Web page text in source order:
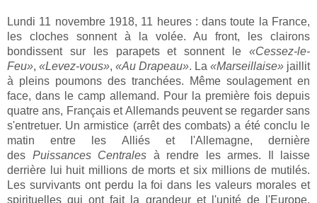
Lundi 11 novembre 1918, 11 heures : dans toute la France,
les cloches sonnent à la volée. Au front, les clairons
bondissent sur les parapets et sonnent le «Cessez-le-
Feu», «Levez-vous», «Au Drapeau». La «Marseillaise» jaillit
à pleins poumons des tranchées. Même soulagement en
face, dans le camp allemand. Pour la première fois depuis
quatre ans, Français et Allemands peuvent se regarder sans
s'entretuer. Un armistice (arrêt des combats) a été conclu le
matin entre les Alliés et l'Allemagne, dernière
des Puissances Centrales à rendre les armes. Il laisse
derrière lui huit millions de morts et six millions de mutilés.
Les survivants ont perdu la foi dans les valeurs morales et
spirituelles qui ont fait la grandeur et l'unité de l'Europe.